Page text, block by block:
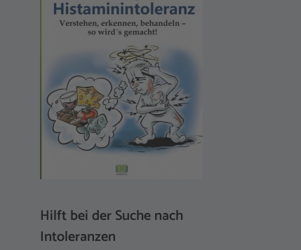
Hilft bei der Suche nach
Intoleranzen